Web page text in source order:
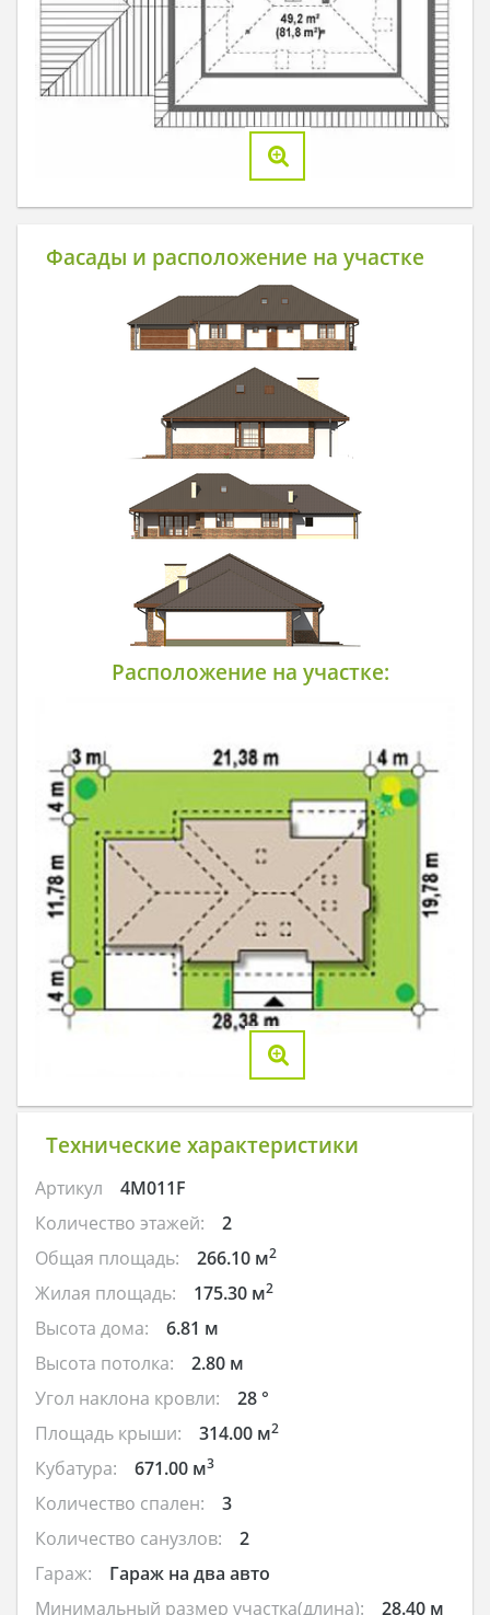
Фасады и расположение на участке
Расположение на участке:
Технические характеристики
Артикул
4M011F
Количество этажей:
2
Общая площадь:
266.10 м2
Жилая площадь: 175.30 м2
Высота дома:
6.81 м
Высота потолка:
2.80 м
Угол наклона кровли:
28 °
Площадь крыши:
314.00 м2
Кубатура: 671.00 м3
Количество спален:
3
Количество санузлов:
2
Гараж:
Гараж на два авто
Минимальный размер участка(длина):
28.40 м